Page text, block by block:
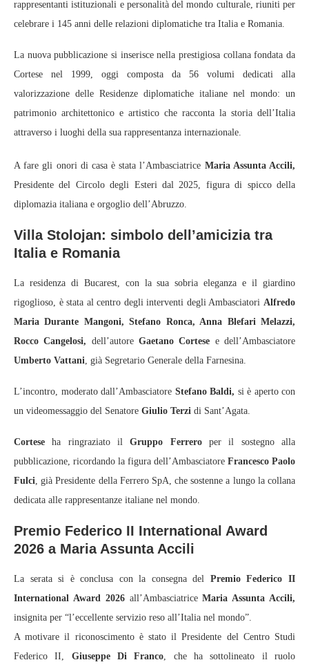
rappresentanti istituzionali e personalità del mondo culturale, riuniti per
celebrare i 145 anni delle relazioni diplomatiche tra Italia e Romania.
La nuova pubblicazione si inserisce nella prestigiosa collana fondata da
Cortese nel 1999, oggi composta da 56 volumi dedicati alla
valorizzazione delle Residenze diplomatiche italiane nel mondo: un
patrimonio architettonico e artistico che racconta la storia dell’Italia
attraverso i luoghi della sua rappresentanza internazionale.
A fare gli onori di casa è stata l’Ambasciatrice Maria Assunta Accili,
Presidente del Circolo degli Esteri dal 2025, figura di spicco della
diplomazia italiana e orgoglio dell’Abruzzo.
Villa Stolojan: simbolo dell’amicizia tra
Italia e Romania
La residenza di Bucarest, con la sua sobria eleganza e il giardino
rigoglioso, è stata al centro degli interventi degli Ambasciatori Alfredo
Maria Durante Mangoni, Stefano Ronca, Anna Blefari Melazzi,
Rocco Cangelosi, dell’autoreGaetano Cortese e dell’Ambasciatore
Umberto Vattani, già Segretario Generale della Farnesina.
L’incontro, moderato dall’Ambasciatore Stefano Baldi, si è aperto con
un videomessaggio del Senatore Giulio Terzi di Sant’Agata.
Cortese ha ringraziato ilGruppo Ferreroper il sostegno alla
pubblicazione, ricordando la figura dell’Ambasciatore Francesco Paolo
Fulci, già Presidente della Ferrero SpA, che sostenne a lungo la collana
dedicata alle rappresentanze italiane nel mondo.
Premio Federico II International Award
2026 a Maria Assunta Accili
La serata si è conclusa con la consegna del Premio Federico II
International Award 2026all’AmbasciatriceMaria Assunta Accili,
insignita per “l’eccellente servizio reso all’Italia nel mondo”.
A motivare il riconoscimento è stato il Presidente del Centro Studi
Federico II, Giuseppe Di Franco, che ha sottolineato il ruolo